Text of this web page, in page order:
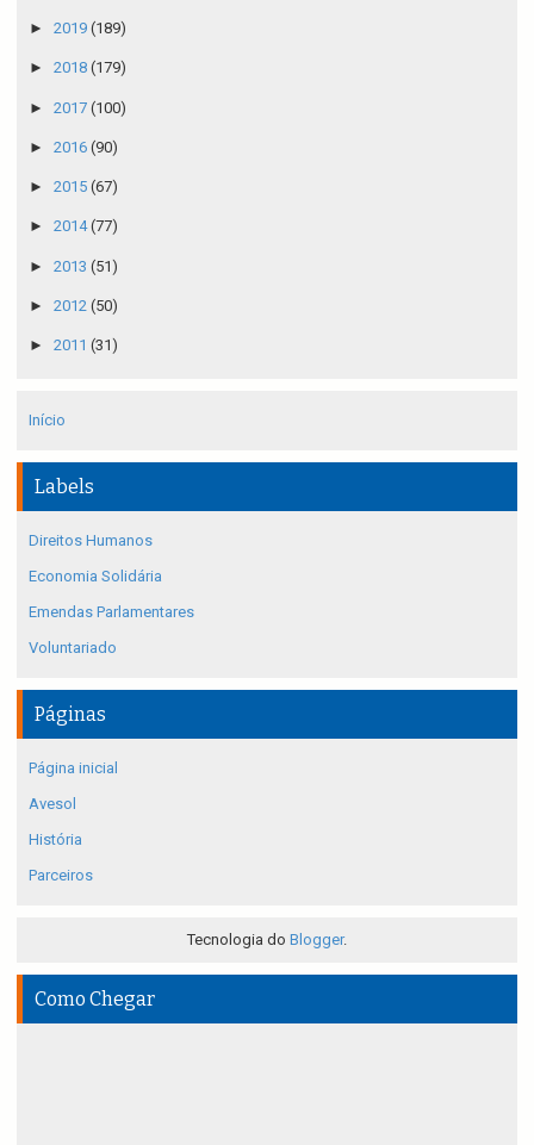
► 2019 (189)
► 2018 (179)
► 2017 (100)
► 2016 (90)
► 2015 (67)
► 2014(77)
► 2013 (51)
► 2012 (50)
► 2011 (31)
Início
Labels
Direitos Humanos
Economia Solidária
Emendas Parlamentares
Voluntariado
Páginas
Página inicial
Avesol
História
Parceiros
Tecnologia do Blogger.
Como Chegar